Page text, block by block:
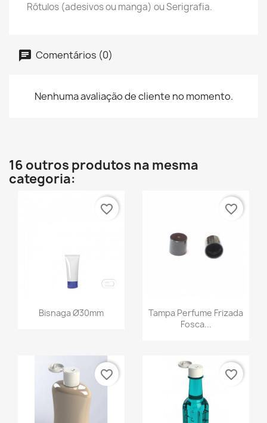
Rótulos (adesivos ou manga) ou Serigrafia.
Comentários (0)
Nenhuma avaliação de cliente no momento.
16 outros produtos na mesma
categoria:
Bisnaga Ø30mm
favorite_border
Tampa Perfume Frizada
Fosca...
favorite_border
favorite_border favorite_border